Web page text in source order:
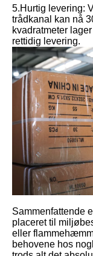
5.Hurtig levering:
trådkanal kan nå
kvadratmeter
rettidig levering.
Sammenfattende
placeret til
eller
behovene hos